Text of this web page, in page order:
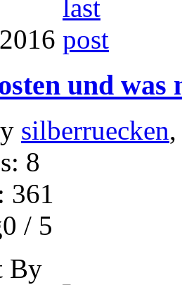
und was
silberruecken
8
361
/ 5
By